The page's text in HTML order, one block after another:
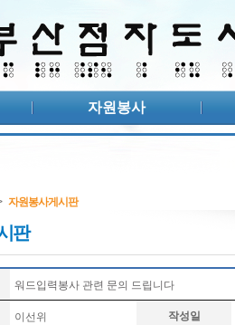
자원봉사
자원봉사게시판
판
워드입력봉사 관련 문의 드립니다
이선위 작성일